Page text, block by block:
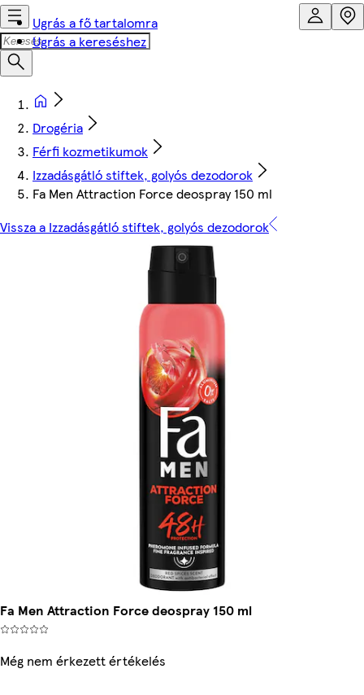
Ugrás a fő tartalomra
Ugrás a kereséshez
Drogéria
Férfi kozmetikumok
Izzadásgátló stiftek, golyós dezodorok
Fa Men Attraction Force deospray 150 ml
Vissza a Izzadásgátló stiftek, golyós dezodorok
Fa Men Attraction Force deospray 150 ml
Még nem érkezett értékelés